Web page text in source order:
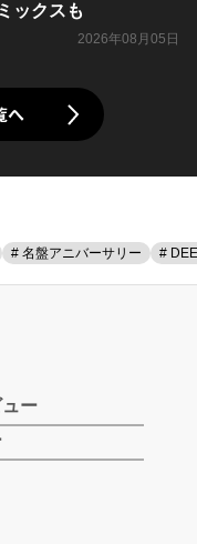
ックスも
2026年08月05日
へ
# 名盤アニバーサリー #
ー